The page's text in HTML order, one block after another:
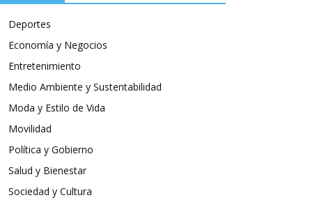
Deportes
Economía y Negocios
Entretenimiento
Medio Ambiente y Sustentabilidad
Moda y Estilo de Vida
Movilidad
Política y Gobierno
Salud y Bienestar
Sociedad y Cultura